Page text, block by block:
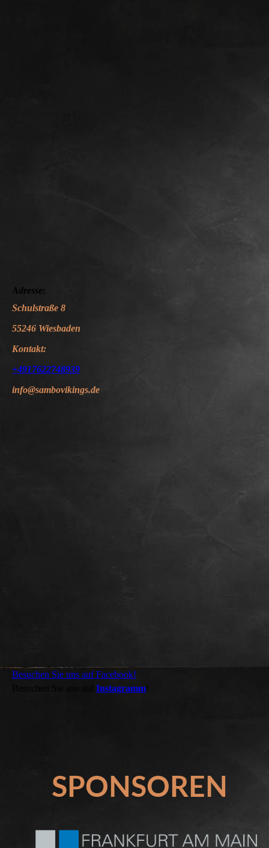
Adresse:
Schulstraße 8
55246 Wiesbaden
Kontakt:
+4917622748939
info@sambovikings.de
Besuchen Sie uns auf Facebook!
Instagramm
SPONSOREN